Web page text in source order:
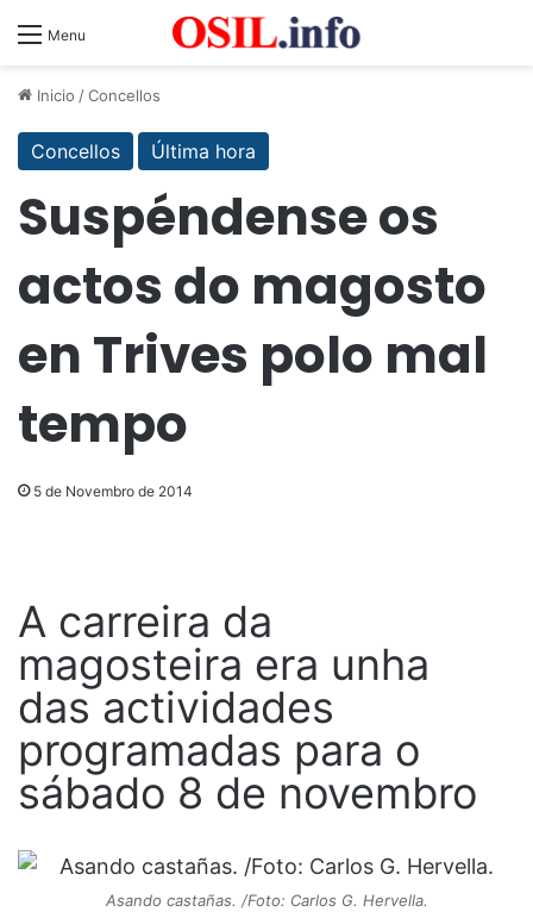
Menu
Inicio /Concellos
Concellos Última hora
Suspéndense os
actos do magosto
en Trives polo mal
tempo
5 de Novembro de 2014
A carreira da
magosteira era unha
das actividades
programadas para o
sábado 8 de novembro
Asando castañas. /Foto: Carlos G. Hervella.